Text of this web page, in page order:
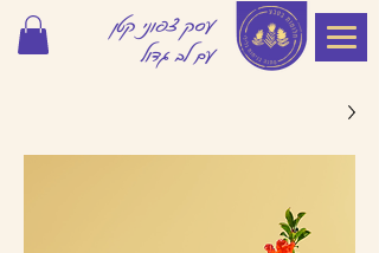
עסק צפוני קטן
עם לב גדול